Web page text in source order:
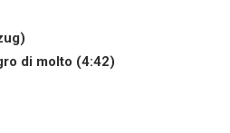
di molto (4:42)